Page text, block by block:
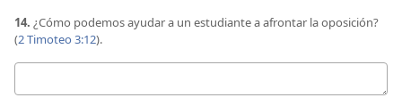
14. ¿Cómo podemos ayudar a un estudiante a afrontar la oposición?
(2 Timoteo 3:12).